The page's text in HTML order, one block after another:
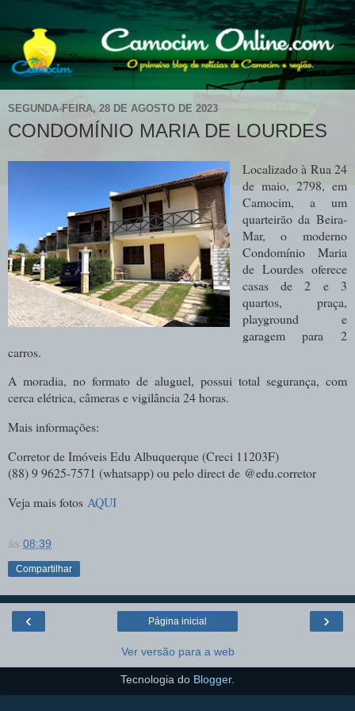
SEGUNDA-FEIRA, 28 DE AGOSTO DE 2023
CONDOMÍNIO MARIA DE LOURDES
Localizado à Rua 24
de maio, 2798, em
Camocim, a um
quarteirão da Beira-
Mar, o moderno
Condomínio Maria
de Lourdes oferece
casas de 2 e 3
quartos, praça,
playground e
garagem para 2
carros.
A moradia, no formato de aluguel, possui total segurança, com
cerca elétrica, câmeras e vigilância 24 horas.
Mais informações:
Corretor de Imóveis Edu Albuquerque (Creci 11203F)
(88) 9 9625-7571 (whatsapp) ou pelo direct de @edu.corretor
Veja mais fotos AQUI
às 08:39
Compartilhar
‹ ›
Página inicial
Ver versão para a web
Tecnologia do Blogger.